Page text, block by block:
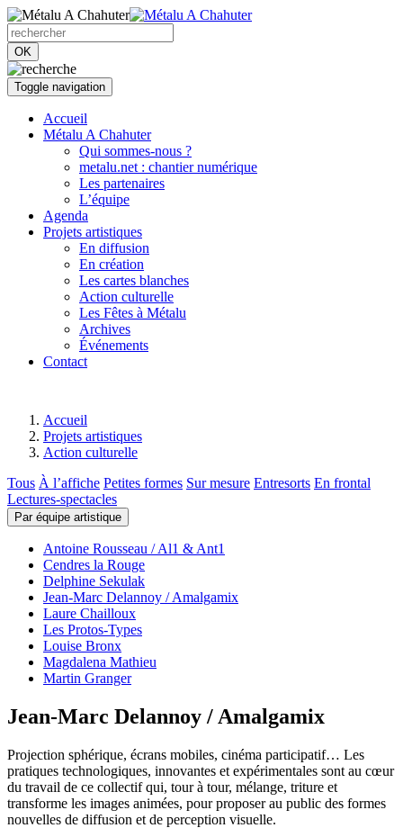
OK
Toggle navigation
Accueil
Métalu A Chahuter
Qui sommes-nous ?
metalu.net : chantier numérique
Les partenaires
L’équipe
Agenda
Projets artistiques
En diffusion
En création
Les cartes blanches
Action culturelle
Les Fêtes à Métalu
Archives
Événements
Contact
Accueil
Projets artistiques
Action culturelle
Tous À l’affiche Petites formes Sur mesure Entresorts En frontal
Lectures-spectacles
Par équipe artistique
Antoine Rousseau / Al1 & Ant1
Cendres la Rouge
Delphine Sekulak
Jean-Marc Delannoy / Amalgamix
Laure Chailloux
Les Protos-Types
Louise Bronx
Magdalena Mathieu
Martin Granger
Jean-Marc Delannoy / Amalgamix
Projection sphérique, écrans mobiles, cinéma participatif… Les
pratiques technologiques, innovantes et expérimentales sont au cœur
du travail de ce collectif qui, tour à tour, mélange, triture et
transforme les images animées, pour proposer au public des formes
nouvelles de diffusion et de perception visuelle.